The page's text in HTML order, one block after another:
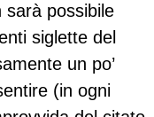
sarà possibile
siglette del
un po’
(in ogni